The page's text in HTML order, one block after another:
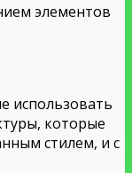
элементов
использовать
которые
стилем, и с